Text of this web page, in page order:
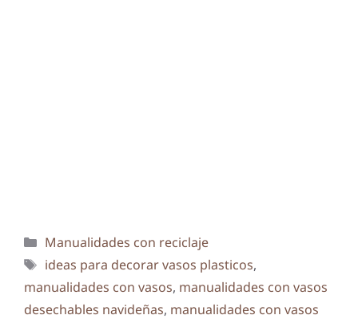
Categorías
Manualidades con reciclaje
Etiquetas
ideas para decorar vasos plasticos,
manualidades con vasos, manualidades con vasos
desechables navideñas, manualidades con vasos